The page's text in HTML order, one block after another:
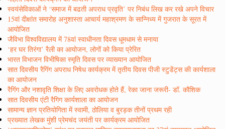
स्वयंसेविकाओं ने ‘समाज में बढती अपराध प्रवृति’ पर निबंध लिख कर रखे अपने विचार
15वां दीक्षांत समारोह अनुशास्ता आचार्य महाश्रमण के सान्निध्य में गुजरात के सूरत में
आयोजित
जैविभा विश्वविद्यालय में 78वां स्वाधीनता दिवस धूमधाम से मनाया
‘हर घर तिरंगा’ रैली का आयोजन, लोगों को किया प्रेरित
भारत विभाजन विभीषिका स्मृति दिवस पर व्याख्यान आयोजित
सात दिवसीय रैगिंग अपराध निषेध कार्यक्रम में तृतीय दिवस पीजी स्टुडेंट्स की कार्यशाला
का आयोजन
रैगिंग और नशावृति शिक्षा के लिए अवरोधक होते हैं, रेका जाना जरूरी- डॉ. कौशिक
सात दिवसीय एंटी रैगिग कार्यशाला का आयोजन
सामान्य ज्ञान प्रतियोगिता में स्वामी, ठोलिया व बुरड़क तीनों प्रथम रही
प्रख्यात लेखक मुंशी प्रेमचंद जयंती पर कार्यक्रम आयोजित